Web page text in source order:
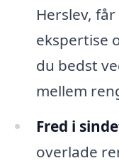
Herslev,
ekspertise
du bedst
mellem
Fred i
overlade